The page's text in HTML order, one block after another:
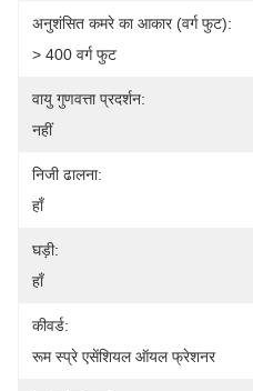
अनुशंसित कमरे का आकार (वर्ग फुट):
> 400 वर्ग फुट
वायु गुणवत्ता प्रदर्शन:
नहीं
निजी ढालना:
हाँ
घड़ी:
हाँ
कीवर्ड:
रूम स्प्रे एसेंशियल ऑयल फ्रेशनर